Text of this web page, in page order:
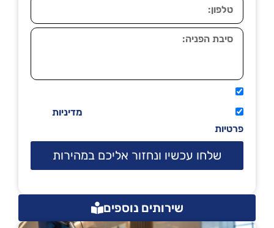
מדיניות
פרטיות
שלחו עכשיו ונחזור אליכם במהירות
שירותים נוספים